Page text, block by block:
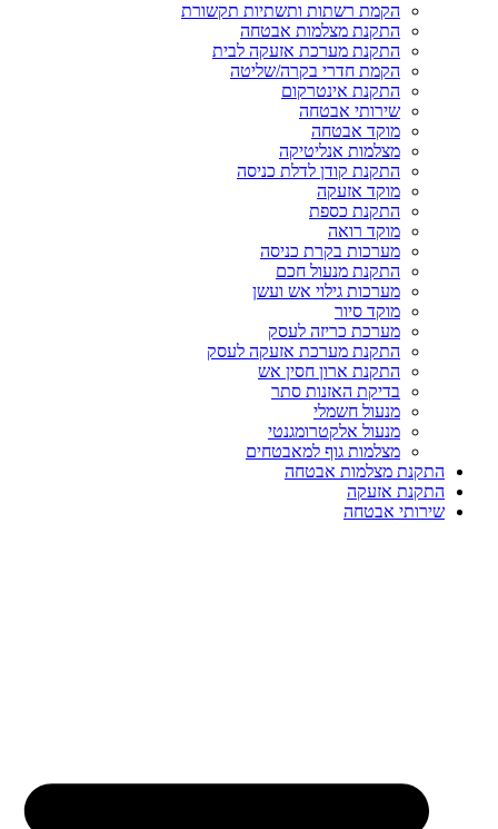
הקמת רשתות ותשתיות תקשורת
התקנת מצלמות אבטחה
התקנת מערכת אזעקה לבית
הקמת חדרי בקרה/שליטה
התקנת אינטרקום
שירותי אבטחה
מוקד אבטחה
מצלמות אנליטיקה
התקנת קודן לדלת כניסה
מוקד אזעקה
התקנת כספת
מוקד רואה
מערכות בקרת כניסה
התקנת מנעול חכם
מערכות גילוי אש ועשן
מוקד סיור
מערכת כריזה לעסק
התקנת מערכת אזעקה לעסק
התקנת ארון חסין אש
בדיקת האזנות סתר
מנעול חשמלי
מנעול אלקטרומגנטי
מצלמות גוף למאבטחים
התקנת מצלמות אבטחה
התקנת אזעקה
שירותי אבטחה